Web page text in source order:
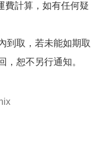
費計算，如有任何疑
到取，若未能如期取
，恕不另行通知。